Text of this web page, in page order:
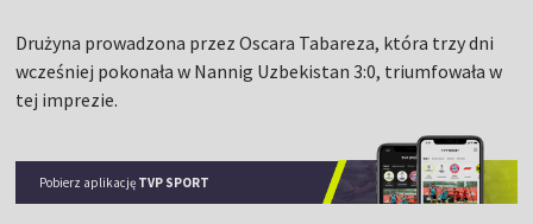
Drużyna prowadzona przez Oscara Tabareza, która trzy dni
wcześniej pokonała w Nannig Uzbekistan 3:0, triumfowała w
tej imprezie.
Pobierz aplikację TVP SPORT